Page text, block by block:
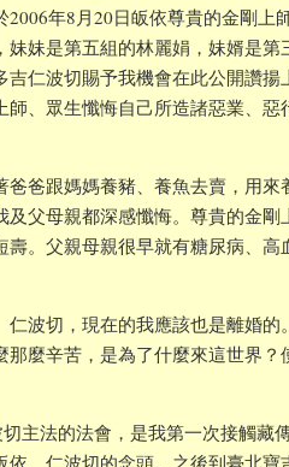
2006年8月20日皈依尊貴的金剛上
妹是第五組的林麗娟，妹婿是第
仁波切賜予我機會在此公開讚揚
、眾生懺悔自己所造諸惡業、惡
爸跟媽媽養豬、養魚去賣，用來
父母親都深感懺悔。尊貴的金剛
。父親母親很早就有糖尿病、高
波切，現在的我應該也是離婚的
麼辛苦，是為了什麼來這世界？
主法的法會，是我第一次接觸藏